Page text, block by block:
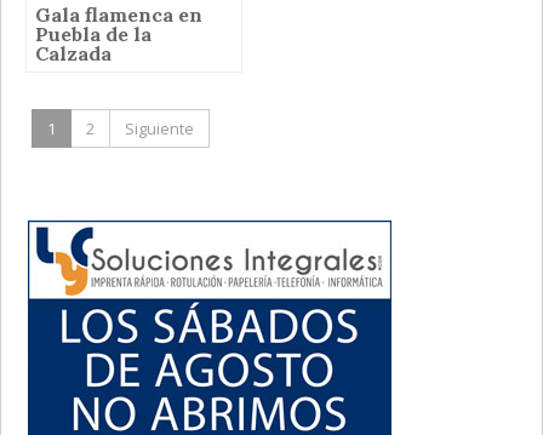
Gala flamenca en
Puebla de la
Calzada
1 2 Siguiente